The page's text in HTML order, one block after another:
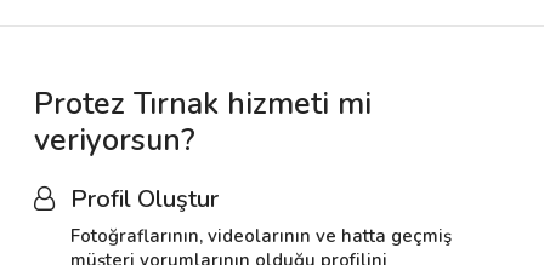
Protez Tırnak hizmeti mi
veriyorsun?
Profil Oluştur
Fotoğraflarının, videolarının ve hatta geçmiş